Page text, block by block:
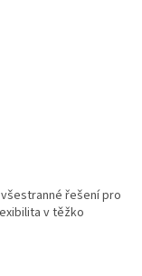
řešení pro
v těžko